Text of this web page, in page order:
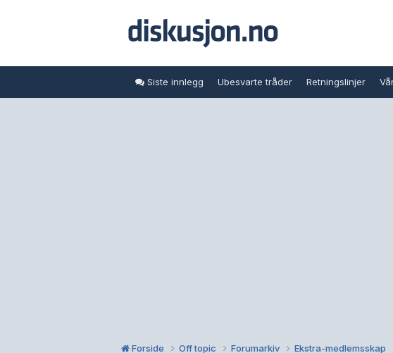
Siste innlegg Ubesvarte tråder Retningslinjer
Forside Off topic Forumarkiv Ekstra-medlemsskap